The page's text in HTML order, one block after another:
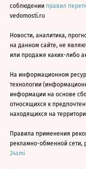
соблюдении правил
vedomosti.ru
Новости, аналитика,
на данном сайте, не
или продаже каких-либо
На информационном
технологии
информации на основе
относящихся к
находящихся на
Правила применения
рекламно-обменной сети,
24smi